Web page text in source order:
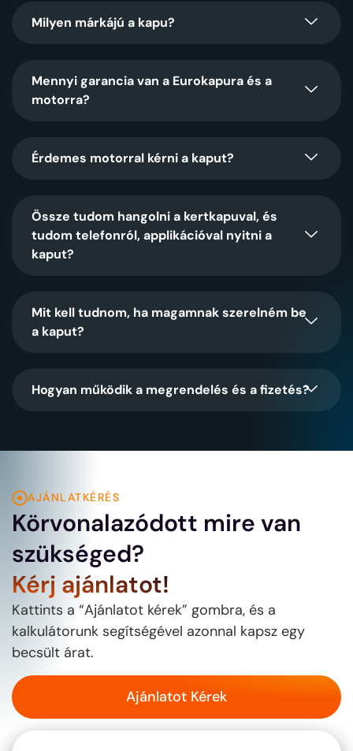
Milyen márkájú a kapu?
Mennyi garancia van a Eurokapura és a
motorra?
Érdemes motorral kérni a kaput?
Össze tudom hangolni a kertkapuval, és
tudom telefonról, applikációval nyitni a
kaput?
Mit kell tudnom, ha magamnak szerelném be
a kaput?
Hogyan működik a megrendelés és a fizetés?
AJÁNLATKÉRÉS
Körvonalazódott mire van
szükséged?
Kérj ajánlatot!
Kattints a “Ajánlatot kérek” gombra, és a
kalkulátorunk segítségével azonnal kapsz egy
becsült árat.
Ajánlatot Kérek